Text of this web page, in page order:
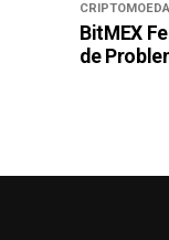
BitMEX
de